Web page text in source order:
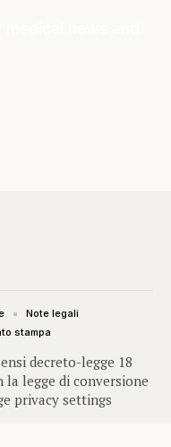
decreto-legge 18
la legge di conversione
privacy settings
Note legali
stampa